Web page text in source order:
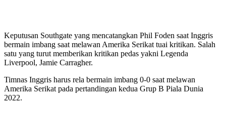
Keputusan Southgate yang mencatangkan Phil Foden saat Inggris
bermain imbang saat melawan Amerika Serikat tuai kritikan. Salah
satu yang turut memberikan kritikan pedas yakni Legenda
Liverpool, Jamie Carragher.
Timnas Inggris harus rela bermain imbang 0-0 saat melawan
Amerika Serikat pada pertandingan kedua Grup B Piala Dunia
2022.